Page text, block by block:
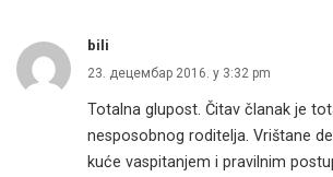
bili
23. децембар 2016. у 3:32 pm
Totalna glupost. Čitav članak je
nesposobnog roditelja. Vrištane
kuće vaspitanjem i pravilnim